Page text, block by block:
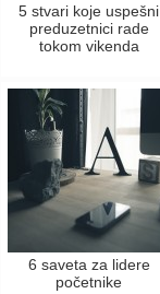
5 stvari koje uspešni
preduzetnici rade
tokom vikenda
6 saveta za lidere
početnike